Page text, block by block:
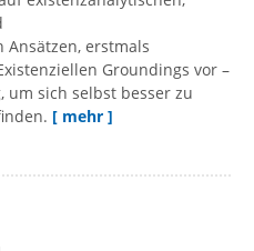
erstmals
Groundings vor –
sich selbst besser zu
[ mehr ]